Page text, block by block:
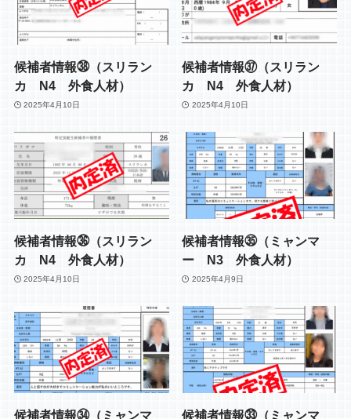
候補者情報㊳（スリラン
カ N4 外食人材）
2025年4月10日
候補者情報㊲（スリラン
カ N4 外食人材）
2025年4月10日
候補者情報㊱（スリラン
カ N4 外食人材）
2025年4月10日
候補者情報㉟（ミャンマ
ー N3 外食人材）
2025年4月9日
候補者情報㉞（ミャンマ
候補者情報㉝（ミャンマ